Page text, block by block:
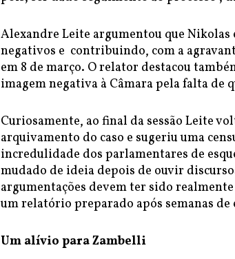
Alexandre Leite argumentou que
negativos e contribuindo, com a
em 8 de março. O relator destacou
imagem negativa à Câmara pela falta de
Curiosamente, ao final da sessão Leite
arquivamento do caso e sugeriu uma
incredulidade dos parlamentares de
mudado de ideia depois de ouvir
argumentações devem ter sido
um relatório preparado após semanas
Um alívio para Zambelli